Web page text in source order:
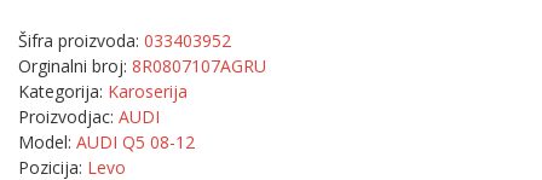
Šifra proizvoda: 033403952
Orginalni broj: 8R0807107AGRU
Kategorija: Karoserija
Proizvodjac: AUDI
Model: AUDI Q5 08-12
Pozicija: Levo